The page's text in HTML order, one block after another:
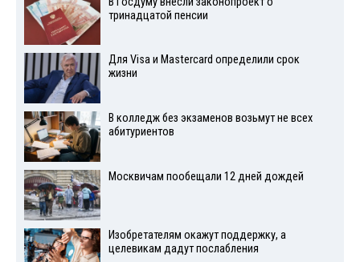
тринадцатой пенсии
Для Visа и Mastercard определили срок
жизни
В колледж без экзаменов возьмут не всех
абитуриентов
Москвичам пообещали 12 дней дождей
Изобретателям окажут поддержку, а
целевикам дадут послабления